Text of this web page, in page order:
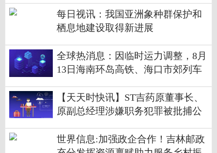
每日视讯：我国亚洲象种群保护和
栖息地建设取得新进展
全球热消息：因临时运力调整，8月
13日海南环岛高铁、海口市郊列车
【天天时快讯】ST吉药原董事长、
原副总经理涉嫌职务犯罪被批捕公
世界信息:加强政企合作！吉林邮政